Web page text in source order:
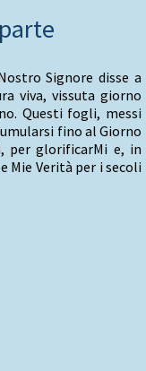
Signore disse a
viva, vissuta giorno
Questi fogli, messi
fino al Giorno
per glorificarMi e, in
Mie Verità per i secoli